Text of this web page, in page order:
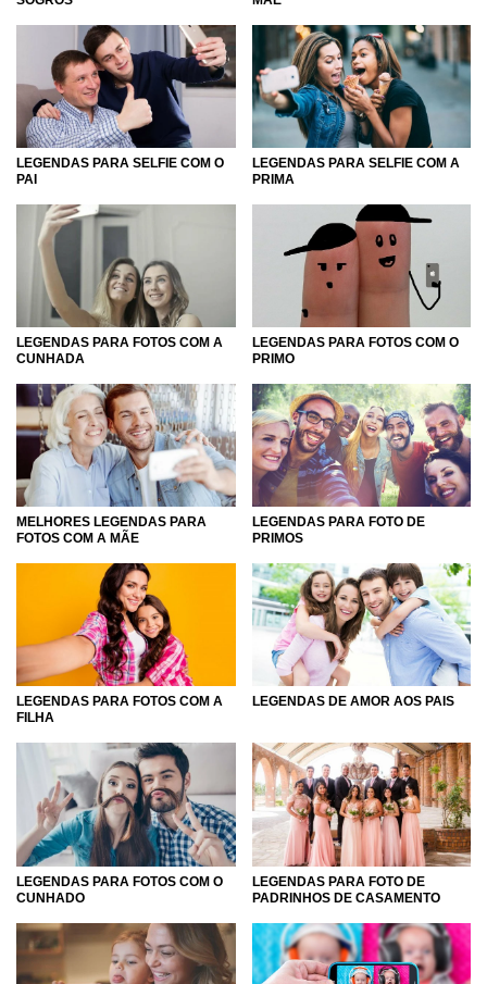
LEGENDAS PARA SELFIE COM O
PAI
LEGENDAS PARA SELFIE COM A
PRIMA
LEGENDAS PARA FOTOS COM A
CUNHADA
LEGENDAS PARA FOTOS COM O
PRIMO
MELHORES LEGENDAS PARA
FOTOS COM A MÃE
LEGENDAS PARA FOTO DE
PRIMOS
LEGENDAS PARA FOTOS COM A
FILHA
LEGENDAS DE AMOR AOS PAIS
LEGENDAS PARA FOTOS COM O
CUNHADO
LEGENDAS PARA FOTO DE
PADRINHOS DE CASAMENTO